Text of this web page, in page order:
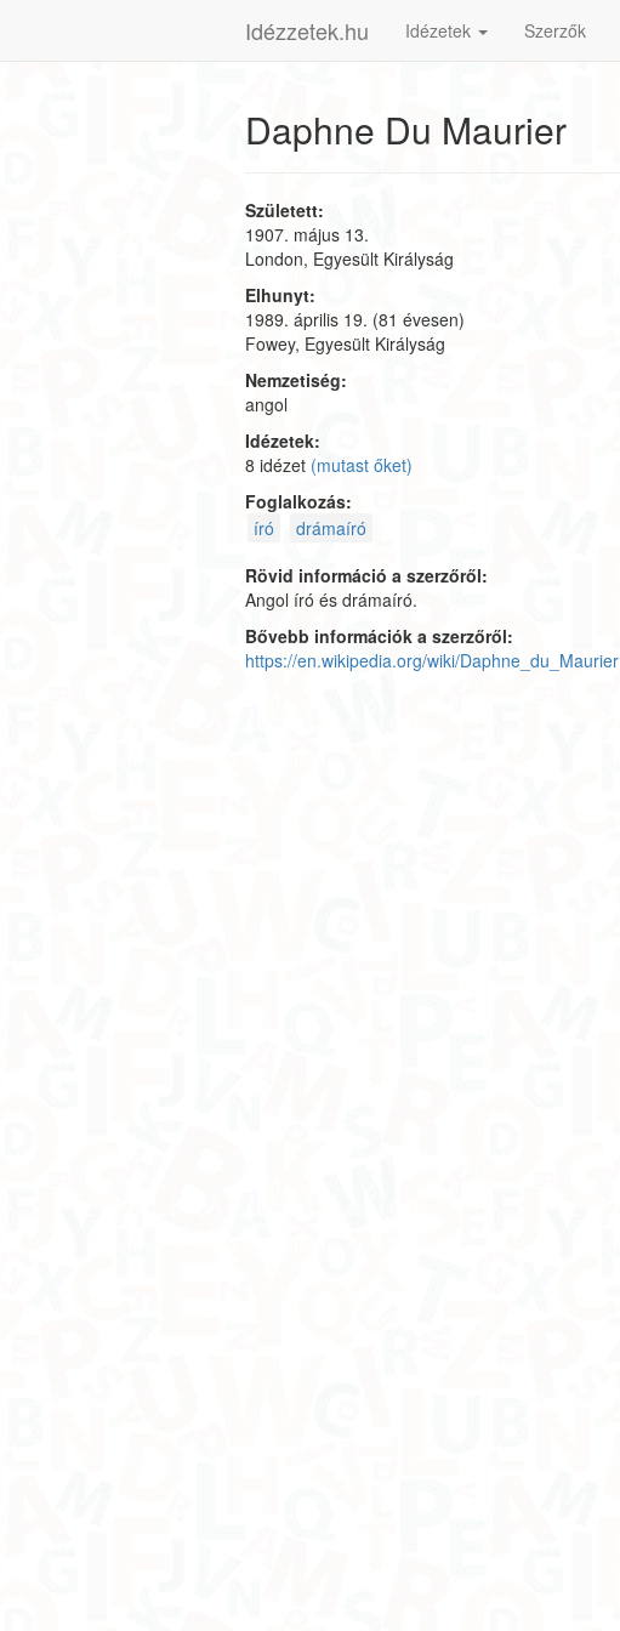
Idézzetek.hu Idézetek Szerzők
Daphne Du Maurier
Született:
1907. május 13.
London, Egyesült Királyság
Elhunyt:
1989. április 19. (81 évesen)
Fowey, Egyesült Királyság
Nemzetiség:
angol
Idézetek:
8 idézet (mutast őket)
Foglalkozás:
író
drámaíró
Rövid információ a szerzőről:
Angol író és drámaíró.
Bővebb információk a szerzőről:
https://en.wikipedia.org/wiki/Daphne_du_Maurier